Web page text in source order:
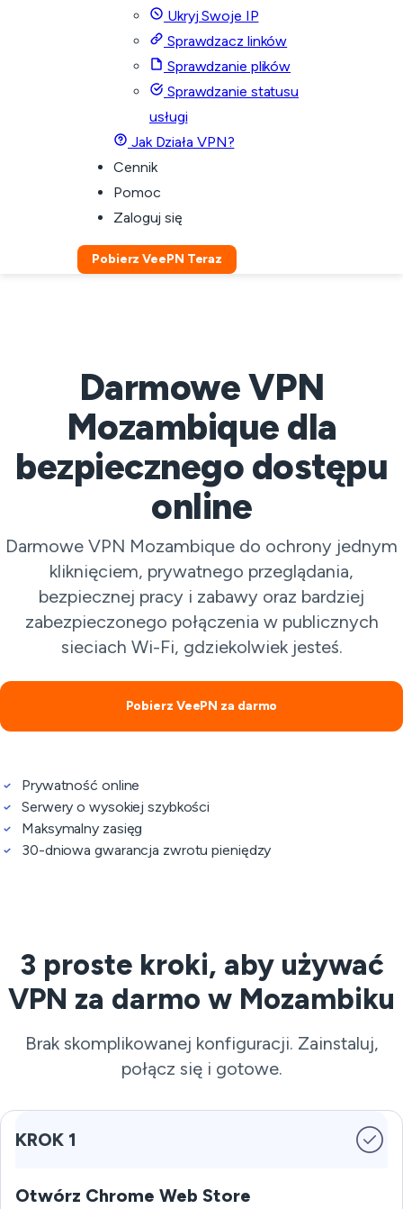
Ukryj Swoje IP
Sprawdzacz linków
Sprawdzanie plików
Sprawdzanie statusu
usługi
Jak Działa VPN?
Cennik
Pomoc
Zaloguj się
Pobierz VeePN Teraz
Darmowe VPN
Mozambique dla
bezpiecznego dostępu
online
Darmowe VPN Mozambique do ochrony jednym
kliknięciem, prywatnego przeglądania,
bezpiecznej pracy i zabawy oraz bardziej
zabezpieczonego połączenia w publicznych
sieciach Wi-Fi, gdziekolwiek jesteś.
Pobierz VeePN za darmo
Prywatność online
Serwery o wysokiej szybkości
Maksymalny zasięg
30-dniowa gwarancja zwrotu pieniędzy
3 proste kroki, aby używać
VPN za darmo w Mozambiku
Brak skomplikowanej konfiguracji. Zainstaluj,
połącz się i gotowe.
KROK 1
Otwórz Chrome Web Store